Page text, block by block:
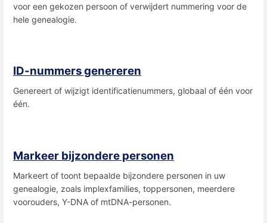
voor een gekozen persoon of verwijdert nummering voor de
hele genealogie.
ID-nummers genereren
Genereert of wijzigt identificatienummers, globaal of één voor
één.
Markeer bijzondere personen
Markeert of toont bepaalde bijzondere personen in uw
genealogie, zoals implexfamilies, toppersonen, meerdere
voorouders, Y-DNA of mtDNA-personen.